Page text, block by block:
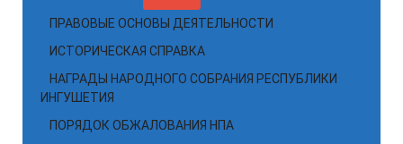
ПРАВОВЫЕ ОСНОВЫ ДЕЯТЕЛЬНОСТИ
ИСТОРИЧЕСКАЯ СПРАВКА
НАГРАДЫ НАРОДНОГО СОБРАНИЯ РЕСПУБЛИКИ
ИНГУШЕТИЯ
ПОРЯДОК ОБЖАЛОВАНИЯ НПА